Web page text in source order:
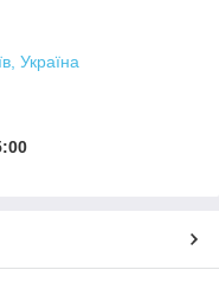
Україна